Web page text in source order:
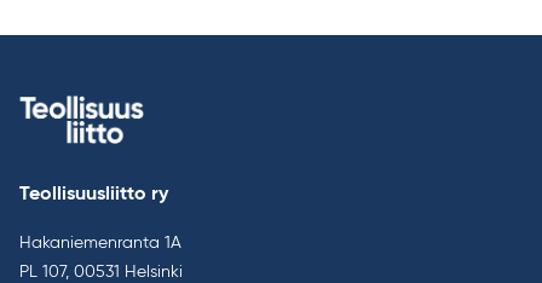
Teollisuusliitto ry
Hakaniemenranta 1A
PL 107, 00531 Helsinki